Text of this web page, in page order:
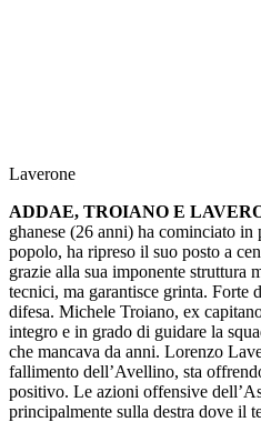
Laverone
ADDAE, TROIANO E
ghanese (26 anni) ha cominciato
popolo, ha ripreso il suo posto a
grazie alla sua imponente struttura
tecnici, ma garantisce grinta. Forte
difesa. Michele Troiano, ex
integro e in grado di guidare la
che mancava da anni. Lorenzo
fallimento dell’Avellino, sta
positivo. Le azioni offensive
principalmente sulla destra dove il